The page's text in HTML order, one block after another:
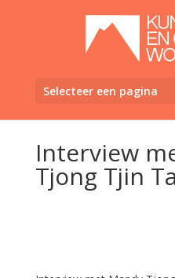
Selecteer een pagina
Interview
Tjong Tjin